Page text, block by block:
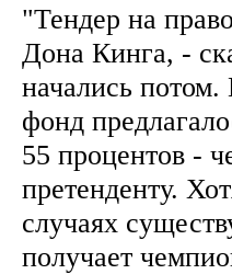
"Тендер на
Дона Кинга, -
начались потом.
фонд
55 процентов -
претенденту.
случаях
получает